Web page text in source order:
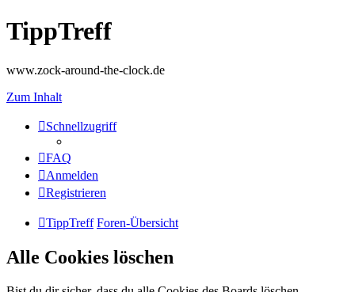
TippTreff
www.zock-around-the-clock.de
Zum Inhalt
Schnellzugriff
FAQ
Anmelden
Registrieren
TippTreff Foren-Übersicht
Alle Cookies löschen